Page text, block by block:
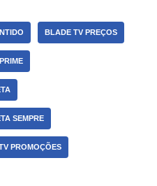
BLADE TV PREÇOS
SEMPRE
PROMOÇÕES